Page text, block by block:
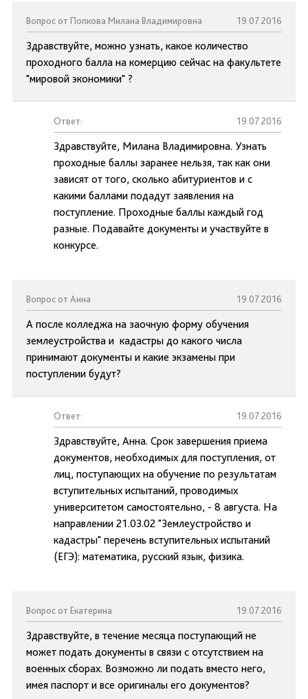
Вопрос от Попкова Милана Владимировна 19.07.2016
Здравствуйте, можно узнать, какое количество
проходного балла на комерцию сейчас на факультете
"мировой экономики" ?
Ответ: 19.07.2016
Здравствуйте, Милана Владимировна. Узнать
проходные баллы заранее нельзя, так как они
зависят от того, сколько абитуриентов и с
какими баллами подадут заявления на
поступление. Проходные баллы каждый год
разные. Подавайте документы и участвуйте в
конкурсе.
Вопрос от Анна 19.07.2016
А после колледжа на заочную форму обучения
землеустройства и кадастры до какого числа
принимают документы и какие экзамены при
поступлении будут?
Ответ: 19.07.2016
Здравствуйте, Анна. Срок завершения приема
документов, необходимых для поступления, от
лиц, поступающих на обучение по результатам
вступительных испытаний, проводимых
университетом самостоятельно, - 8 августа. На
направлении 21.03.02 "Землеустройство и
кадастры" перечень вступительных испытаний
(ЕГЭ): математика, русский язык, физика.
Вопрос от Екатерина 19.07.2016
Здравствуйте, в течение месяца поступающий не
может подать документы в связи с отсутствием на
военных сборах. Возможно ли подать вместо него,
имея паспорт и все оригиналы его документов?